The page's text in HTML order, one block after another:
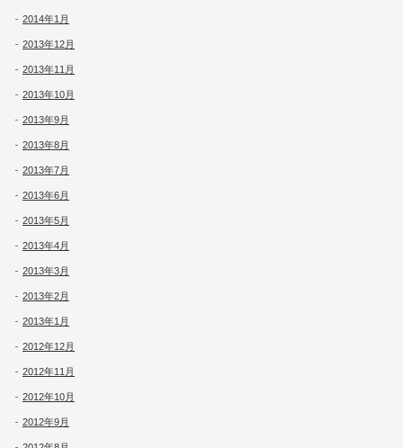
2014年1月
2013年12月
2013年11月
2013年10月
2013年9月
2013年8月
2013年7月
2013年6月
2013年5月
2013年4月
2013年3月
2013年2月
2013年1月
2012年12月
2012年11月
2012年10月
2012年9月